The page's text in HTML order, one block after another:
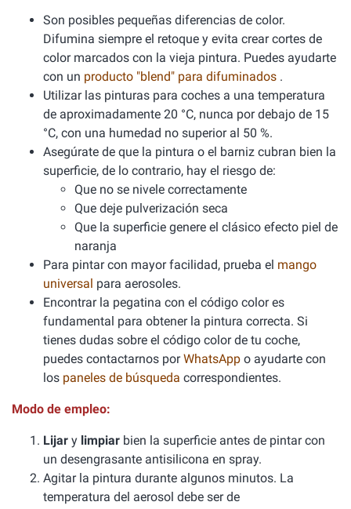
Son posibles pequeñas diferencias de color.
Difumina siempre el retoque y evita crear cortes de
color marcados con la vieja pintura. Puedes ayudarte
con un producto "blend" para difuminados .
Utilizar las pinturas para coches a una temperatura
de aproximadamente 20 °C, nunca por debajo de 15
°C, con una humedad no superior al 50 %.
Asegúrate de que la pintura o el barniz cubran bien la
superficie, de lo contrario, hay el riesgo de:
Que no se nivele correctamente
Que deje pulverización seca
Que la superficie genere el clásico efecto piel de
naranja
Para pintar con mayor facilidad, prueba el mango
universal para aerosoles.
Encontrar la pegatina con el código color es
fundamental para obtener la pintura correcta. Si
tienes dudas sobre el código color de tu coche,
puedes contactarnos porWhatsApp o ayudarte con
los paneles de búsqueda correspondientes.
Modo de empleo:
Lijar y limpiar bien la superficie antes de pintar con
un desengrasante antisilicona en spray.
Agitar la pintura durante algunos minutos. La
temperatura del aerosol debe ser de